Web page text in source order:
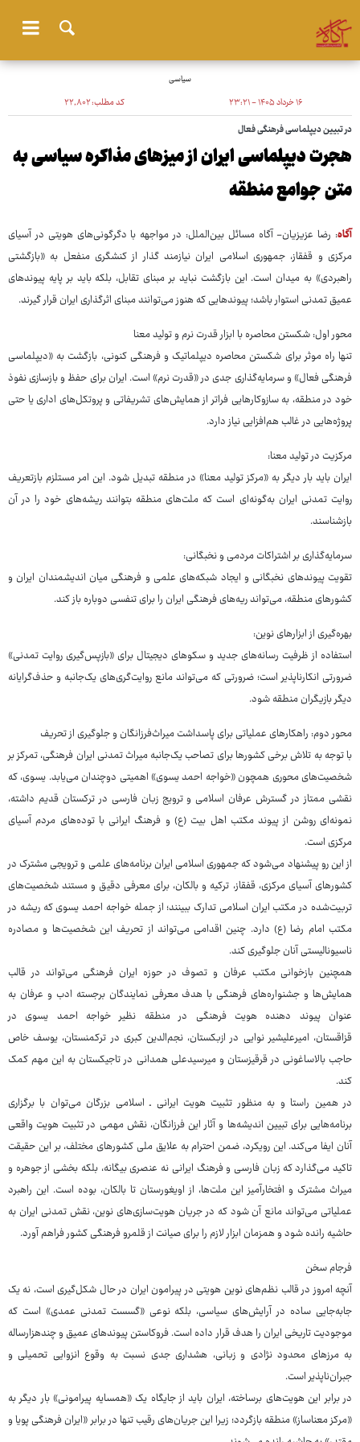
سیاسی
۱۶ خرداد ۱۴۰۵ - ۲۳:۲۱ کد مطلب:۲۲٬۸۰۲
در تبیین دیپلماسی فرهنگی فعال
هجرت دیپلماسی ایران از میزهای مذاکره سیاسی به
متن جوامع منطقه
آگاه: رضا عزیزیان- آگاه مسائل بین‌الملل: در مواجهه با دگرگونی‌های هویتی در آسیای
مرکزی و قفقاز، جمهوری اسلامی ایران نیازمند گذار از کنشگری منفعل به «بازگشتی
راهبردی» به میدان است. این بازگشت نباید بر مبنای تقابل، بلکه باید بر پایه پیوندهای
عمیق تمدنی استوار باشد؛ پیوندهایی که هنوز می‌توانند مبنای اثرگذاری ایران قرار گیرند.
محور اول: شکستن محاصره با ابزار قدرت نرم و تولید معنا
تنها راه موثر برای شکستن محاصره دیپلماتیک و فرهنگی کنونی، بازگشت به «دیپلماسی
فرهنگی فعال» و سرمایه‌گذاری جدی در «قدرت نرم» است. ایران برای حفظ و بازسازی نفوذ
خود در منطقه، به سازوکارهایی فراتر از همایش‌های تشریفاتی و پروتکل‌های اداری یا حتی
پروژه‌هایی در غالب هم‌افزایی نیاز دارد.
مرکزیت در تولید معنا:
ایران باید بار دیگر به «مرکز تولید معنا» در منطقه تبدیل شود. این امر مستلزم بازتعریف
روایت تمدنی ایران به‌گونه‌ای است که ملت‌های منطقه بتوانند ریشه‌های خود را در آن
بازشناسند.
سرمایه‌گذاری بر اشتراکات مردمی و نخبگانی:
تقویت پیوندهای نخبگانی و ایجاد شبکه‌های علمی و فرهنگی میان اندیشمندان ایران و
کشورهای منطقه، می‌تواند ریه‌های فرهنگی ایران را برای تنفسی دوباره باز کند.
بهره‌گیری از ابزارهای نوین:
استفاده از ظرفیت رسانه‌های جدید و سکوهای دیجیتال برای «بازپس‌گیری روایت تمدنی»
ضرورتی انکارناپذیر است؛ ضرورتی که می‌تواند مانع روایت‌گری‌های یک‌جانبه و حذف‌گرایانه
دیگر بازیگران منطقه شود.
محور دوم: راهکارهای عملیاتی برای پاسداشت میراث‌فرزانگان و جلوگیری از تحریف
با توجه به تلاش برخی کشورها برای تصاحب یک‌جانبه میراث تمدنی ایران فرهنگی، تمرکز بر
شخصیت‌های محوری همچون «خواجه احمد یسوی» اهمیتی دوچندان می‌یابد. یسوی، که
نقشی ممتاز در گسترش عرفان اسلامی و ترویج زبان فارسی در ترکستان قدیم داشته،
نمونه‌ای روشن از پیوند مکتب اهل بیت (ع) و فرهنگ ایرانی با توده‌های مردم آسیای
مرکزی است.
از این رو پیشنهاد می‌شود که جمهوری اسلامی ایران برنامه‌های علمی و ترویجی مشترک در
کشورهای آسیای مرکزی، قفقاز، ترکیه و بالکان، برای معرفی دقیق و مستند شخصیت‌های
تربیت‌شده در مکتب ایران اسلامی تدارک ببینند؛ از جمله خواجه احمد یسوی که ریشه در
مکتب امام رضا (ع) دارد. چنین اقدامی می‌تواند از تحریف این شخصیت‌ها و مصادره
ناسیونالیستی آنان جلوگیری کند.
همچنین بازخوانی مکتب عرفان و تصوف در حوزه ایران فرهنگی می‌تواند در قالب
همایش‌ها و جشنواره‌های فرهنگی با هدف معرفی نمایندگان برجسته ادب و عرفان به
عنوان پیوند دهنده هویت فرهنگی در منطقه نظیر خواجه احمد یسوی در
قزاقستان، امیرعلیشیر نوایی در ازبکستان، نجم‌الدین کبری در ترکمنستان، یوسف خاص
حاجب بالاساغونی در قرقیزستان و میرسیدعلی همدانی در تاجیکستان به این مهم کمک
کند.
در همین راستا و به منظور تثبیت هویت ایرانی ـ اسلامی بزرگان می‌توان با برگزاری
برنامه‌هایی برای تبیین اندیشه‌ها و آثار این فرزانگان، نقش مهمی در تثبیت هویت واقعی
آنان ایفا می‌کند. این رویکرد، ضمن احترام به علایق ملی کشورهای مختلف، بر این حقیقت
تاکید می‌گذارد که زبان فارسی و فرهنگ ایرانی نه عنصری بیگانه، بلکه بخشی از جوهره و
میراث مشترک و افتخارآمیز این ملت‌ها، از اویغورستان تا بالکان، بوده است. این راهبرد
عملیاتی می‌تواند مانع آن شود که در جریان هویت‌سازی‌های نوین، نقش تمدنی ایران به
حاشیه رانده شود و همزمان ابزار لازم را برای صیانت از قلمرو فرهنگی کشور فراهم آورد.
فرجام سخن
آنچه امروز در قالب نظم‌های نوین هویتی در پیرامون ایران در حال شکل‌گیری است، نه یک
جابه‌جایی ساده در آرایش‌های سیاسی، بلکه نوعی «گسست تمدنی عمدی» است که
موجودیت تاریخی ایران را هدف قرار داده است. فروکاستن پیوندهای عمیق و چندهزارساله
به مرزهای محدود نژادی و زبانی، هشداری جدی نسبت به وقوع انزوایی تحمیلی و
جبران‌ناپذیر است.
در برابر این هویت‌های برساخته، ایران باید از جایگاه یک «همسایه پیرامونی» بار دیگر به
«مرکز معناساز» منطقه بازگردد؛ زیرا این جریان‌های رقیب تنها در برابر «ایران فرهنگی پویا و